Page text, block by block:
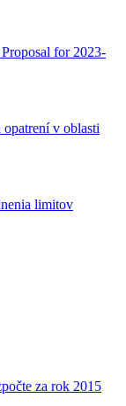
for 2023-
v oblasti
limitov
za rok 2015